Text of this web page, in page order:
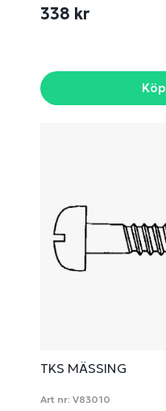
338 kr
Köp
TKS MÄSSING
Art nr: V83010